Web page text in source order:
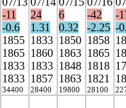
-11
-0.6
1855
1865
1833
1833
34400
24
1.31
1833
1860
1833
1857
28400
6
0.32
1850
1863
1848
1863
19800
-42
-2.25
1858
1865
1818
1821
28100
-
-